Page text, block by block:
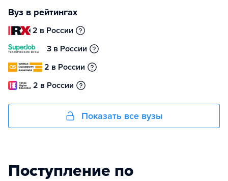
Вуз в рейтингах
2 в России
3 в России
2 в России
2 в России
Показать все вузы
Поступление по